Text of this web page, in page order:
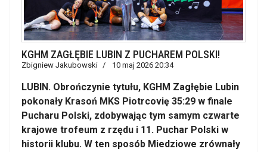
KGHM ZAGŁĘBIE LUBIN Z PUCHAREM POLSKI!
Zbigniew Jakubowski 10 maj 2026 20:34
LUBIN. Obrończynie tytułu, KGHM Zagłębie Lubin
pokonały Krasoń MKS Piotrcovię 35:29 w finale
Pucharu Polski, zdobywając tym samym czwarte
krajowe trofeum z rzędu i 11. Puchar Polski w
historii klubu. W ten sposób Miedziowe zrównały